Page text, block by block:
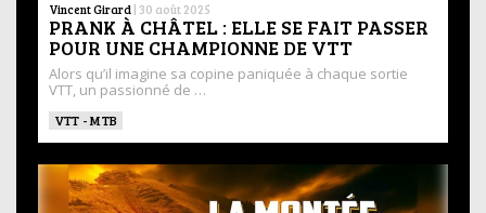
Vincent Girard | 30 août 2025
PRANK À CHÂTEL : ELLE SE FAIT PASSER
POUR UNE CHAMPIONNE DE VTT
Alors qu’il imagine sa copine paniquée à chaque sortie
VTT, un passionné de …
VTT - MTB